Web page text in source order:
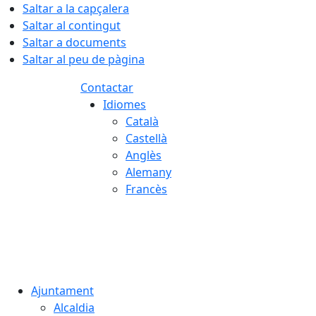
Saltar a la capçalera
Saltar al contingut
Saltar a documents
Saltar al peu de pàgina
Contactar
Idiomes
Català
Castellà
Anglès
Alemany
Francès
Ajuntament
Alcaldia